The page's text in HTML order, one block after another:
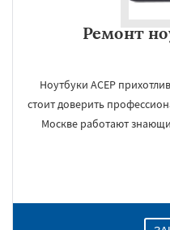
Ремонт
Ноутбуки АСЕР
стоит доверить
Москве работают